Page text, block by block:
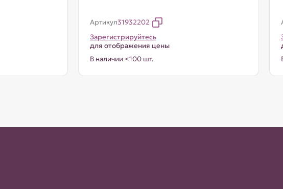
Артикул31932202
Зарегистрируйтесь
для отображения цены
В наличии <100 шт.